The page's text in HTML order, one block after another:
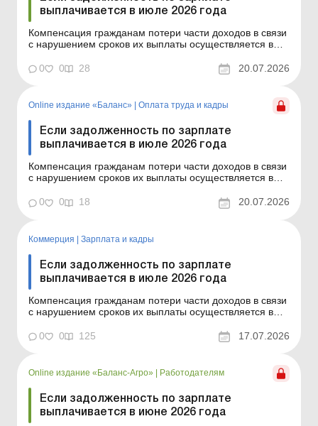
выплачивается в июле 2026 года
Компенсация гражданам потери части доходов в связи
с нарушением сроков их выплаты осуществляется в
календарных месяцев в соответствии с Порядком,
утвержденным постановлением КМУ от 21.02.2001 №
произведение начи...
0 0 28 20.07.2026
Online издание «Баланс» Оплата труда и кадры
Если задолженность по зарплате
выплачивается в июле 2026 года
Компенсация гражданам потери части доходов в связи
с нарушением сроков их выплаты осуществляется в
календарных месяцев в соответствии с Порядком,
утвержденным постановлением КМУ от 21.02.2001 №
произведение начи...
0 0 18 20.07.2026
Коммерция | Зарплата и кадры
Если задолженность по зарплате
выплачивается в июле 2026 года
Компенсация гражданам потери части доходов в связи
с нарушением сроков их выплаты осуществляется в
календарных месяцев в соответствии с Порядком,
утвержденным постановлением КМУ от 21.02.2001 №
произведение начисл...
0 0 125 17.07.2026
Online издание «Баланс-Агро» | Работодателям
Если задолженность по зарплате
выплачивается в июне 2026 года